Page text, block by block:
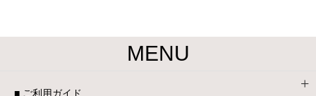
MENU
■ ご利用ガイド